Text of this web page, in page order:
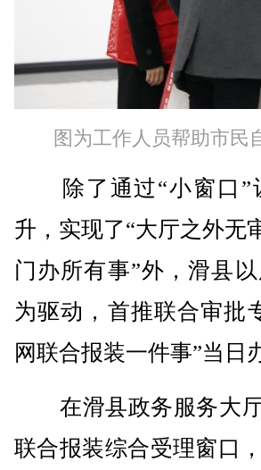
图为工作人员帮助市民
除了通过“小窗口”
升，实现了“大厅之外无
门办所有事”外，滑县
为驱动，首推联合审批
网联合报装一件事”当日
在滑县政务服务大厅
联合报装综合受理窗口